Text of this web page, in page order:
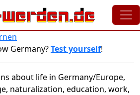
Germany?Test yourself!
about life in Germany/Europe,
naturalization, education, work,